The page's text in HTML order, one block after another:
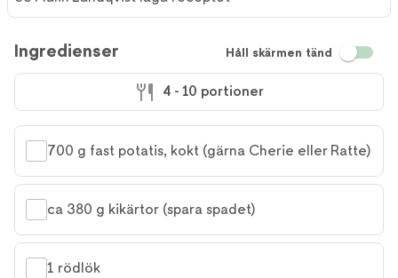
Ingredienser Håll skärmen tänd
4 - 10 portioner
700 g fast potatis, kokt (gärna Cherie eller Ratte)
ca 380 g kikärtor (spara spadet)
1 rödlök